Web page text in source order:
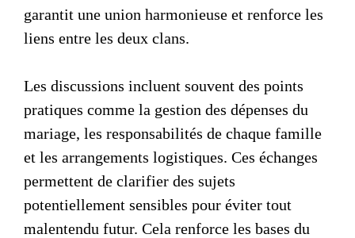
garantit une union harmonieuse et renforce les
liens entre les deux clans.
Les discussions incluent souvent des points
pratiques comme la gestion des dépenses du
mariage, les responsabilités de chaque famille
et les arrangements logistiques. Ces échanges
permettent de clarifier des sujets
potentiellement sensibles pour éviter tout
malentendu futur. Cela renforce les bases du